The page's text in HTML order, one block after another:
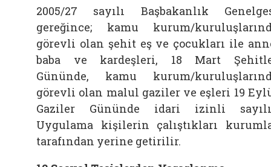
2005/27 sayılı Başbakanlık
gereğince; kamu kurum/
görevli olan şehit eş ve çocukları ile
baba ve kardeşleri, 18 Mart
Gününde, kamu kurum/
görevli olan malul gaziler ve eşleri 19
Gaziler Gününde idari izinli
Uygulama kişilerin çalıştıkları
tarafından yerine getirilir.